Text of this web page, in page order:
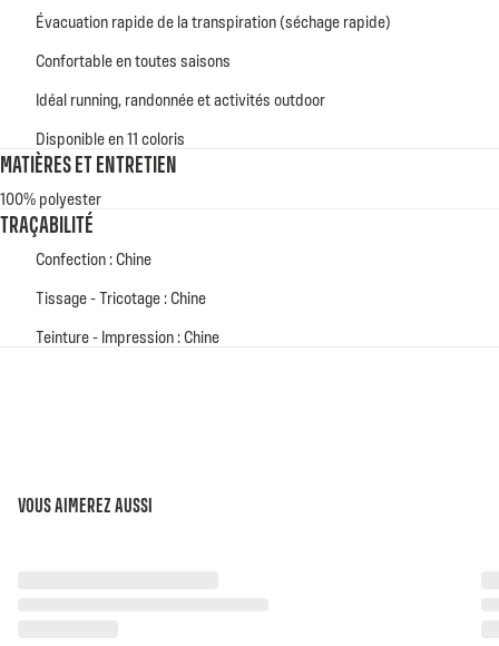
Évacuation rapide de la transpiration (séchage rapide)
Confortable en toutes saisons
Idéal running, randonnée et activités outdoor
Disponible en 11 coloris
MATIÈRES ET ENTRETIEN
100% polyester
TRAÇABILITÉ
Confection : Chine
Tissage - Tricotage : Chine
Teinture - Impression : Chine
VOUS AIMEREZ AUSSI